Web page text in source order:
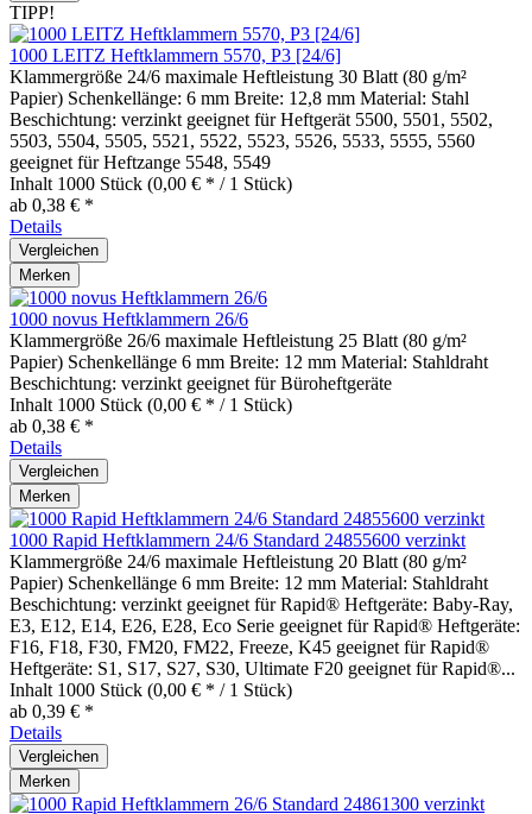
TIPP!
1000 LEITZ Heftklammern 5570, P3 [24/6]
Klammergröße 24/6 maximale Heftleistung 30 Blatt (80 g/m²
Papier) Schenkellänge: 6 mm Breite: 12,8 mm Material: Stahl
Beschichtung: verzinkt geeignet für Heftgerät 5500, 5501, 5502,
5503, 5504, 5505, 5521, 5522, 5523, 5526, 5533, 5555, 5560
geeignet für Heftzange 5548, 5549
Inhalt 1000 Stück (0,00 € * / 1 Stück)
ab 0,38 € *
Details
Vergleichen
Merken
1000 novus Heftklammern 26/6
Klammergröße 26/6 maximale Heftleistung 25 Blatt (80 g/m²
Papier) Schenkellänge 6 mm Breite: 12 mm Material: Stahldraht
Beschichtung: verzinkt geeignet für Büroheftgeräte
Inhalt 1000 Stück (0,00 € * / 1 Stück)
ab 0,38 € *
Details
Vergleichen
Merken
1000 Rapid Heftklammern 24/6 Standard 24855600 verzinkt
Klammergröße 24/6 maximale Heftleistung 20 Blatt (80 g/m²
Papier) Schenkellänge 6 mm Breite: 12 mm Material: Stahldraht
Beschichtung: verzinkt geeignet für Rapid® Heftgeräte: Baby-Ray,
E3, E12, E14, E26, E28, Eco Serie geeignet für Rapid® Heftgeräte:
F16, F18, F30, FM20, FM22, Freeze, K45 geeignet für Rapid®
Heftgeräte: S1, S17, S27, S30, Ultimate F20 geeignet für Rapid®...
Inhalt 1000 Stück (0,00 € * / 1 Stück)
ab 0,39 € *
Details
Vergleichen
Merken